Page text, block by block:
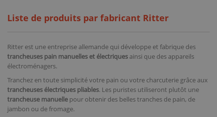
Liste de produits par fabricant Ritter
Ritter est une entreprise allemande qui développe et fabrique des
trancheuses pain manuelles et électriques ainsi que des appareils
électroménagers.
Tranchez en toute simplicité votre pain ou votre charcuterie grâce aux
trancheuses électriques pliables. Les puristes utiliseront plutôt une
trancheuse manuelle pour obtenir des belles tranches de pain, de
jambon ou de fromage.